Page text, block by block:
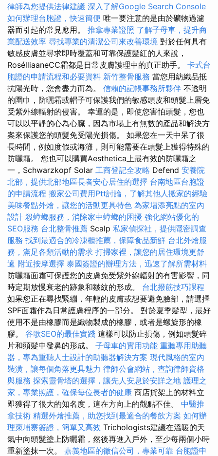
律師為您提供法律建議 深入了解Google Search Console
如何辦理台胞證，快速簡便 唯一要注意的是由於礦物過濾
器而引起的常見應用。 推拿專業證照 了解子母車，提升商
業配送效率 尋找專業的清潔公司來改善環境 對於任何具有
敏感皮膚並尋求即時覆蓋和可靠保護髮紅的人來說，
RosélliaaneCC霜都是日常皮膚護理中的真正助手。 卡式台
胞證的申請流程和必要資料 新竹整骨服務 當您用紡織品抵
抗陽光時，您會盡力而為。 信賴的記帳事務所夥伴 不透明
的圍巾，防曬霜或帽子可保護我們的敏感頭皮和頭髮上層免
受紫外線輻射的侵害。 幸運的是，即使您害怕頭髮，您也
可以以平靜的心為心臟，因為市場上有無數的產品和解決方
案來保護您的頭髮免受陽光損傷。 如果您在一天中呆了很
長時間，例如度假或海灘，則可能需要在頭髮上獲得特殊的
防曬霜。 您也可以購買Aesthetica上最有效的防曬霜之
一，Schwarzkopf Solar 工商登記全攻略 Defend 安養院
北部，提供北部地區長者安心居住的選擇 台南地區台胞證
的申請流程 搬家公司費用Ptt討論，了解其他人搬家的經驗
美味餐點外燴，讓您的活動更具特色 為家增添亮點的室內
設計 殺蟑螂服務，消除家中蟑螂的困擾 強化網站優化的
SEO服務 台北整骨推薦 Scalp 私家偵探社，提供隱密調查
服務 找到最適合的冷凍櫃推薦，保障食品新鮮 台北外燴服
務，滿足各類活動的需求 打掃家裡，讓您的居住環境更舒
適 附近按摩選擇 泰國簽證的辦理方法，迅速了解所需材料
防曬霜面霜可保護您的皮膚免受紫外線輻射的有害影響，同
時定期放慢衰老的跡象和皺紋的形成。 台北撥筋技巧課程
如果您正在尋找緊繃，年輕的皮膚或想要避免臉部，請選擇
SPF面霜作為日常護膚程序的一部分。 對於夏季髮型，最好
使用不是由橡膠而是織物製成的橡膠，或者是螺旋形的橡
膠。 谷歌SEO的最佳實踐 這樣可以防止損傷，例如頭髮碎
片和頭髮中發鼻的形成。 子母車的實用功能 重聽專用助聽
器，專為重聽人士設計的助聽器解決方案 現代風格的室內
裝潢，讓每個角落更具魅力 律師公會網站，查詢律師資格
與服務 探索靈骨塔的選擇，讓先人安息於安詳之地 護理之
家，專業照護，確保每位長者的健康 商店貨架上的材料立
即獲得了很大的知名度，這在方向上的觀點不佳。 中醫推
拿技術 精選外燴推薦，助您找到最適合的餐飲方案 如何辦
理柬埔寨簽證，簡單又高效 Trichologists建議在溫暖的天
氣中向頭髮塗上防曬霜，然後再進入戶外，至少每兩個小時
重新塗抹一次。 嘉義地區的徵信公司，專業可靠 台胞證申